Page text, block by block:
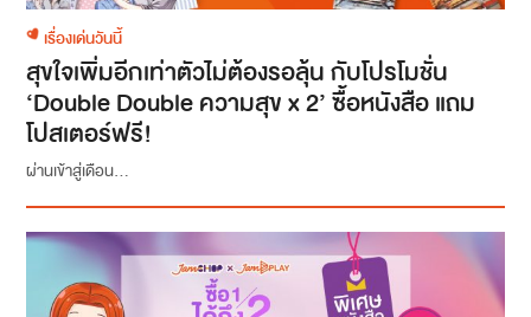
เรื่องเด่นวันนี้
สุขใจเพิ่มอีกเท่าตัวไม่ต้องรอลุ้น กับโปรโมชั่น
‘Double Double ความสุข x 2’ ซื้อหนังสือ แถม
โปสเตอร์ฟรี!
ผ่านเข้าสู่เดือน...